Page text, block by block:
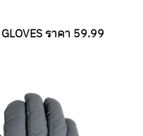
GLOVES ราคา 59.99